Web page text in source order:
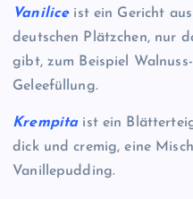
Vaniliceist ein Gericht
deutschen Plätzchen, nur
gibt, zum Beispiel
Geleefüllung.
Krempitaist ein
dick und cremig, eine
Vanillepudding.